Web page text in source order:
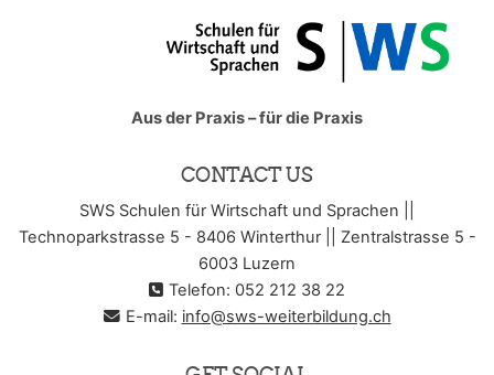
Aus der Praxis – für die Praxis
CONTACT US
SWS Schulen für Wirtschaft und Sprachen ||
Technoparkstrasse 5 - 8406 Winterthur || Zentralstrasse 5 -
6003 Luzern
Telefon: 052 212 38 22
E-mail: info@sws-weiterbildung.ch